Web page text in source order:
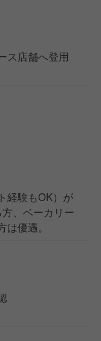
ス店舗へ登用
経験もOK）が
、ベーカリー
優遇。